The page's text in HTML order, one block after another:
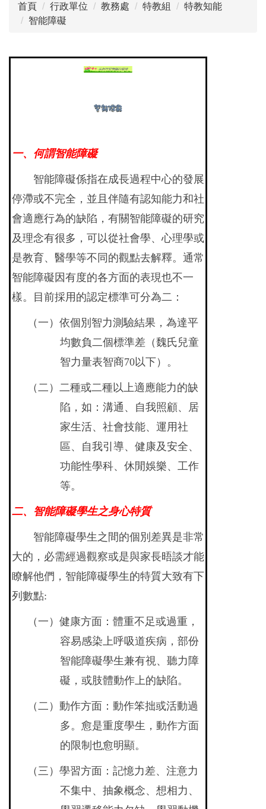
首頁 行政單位 教務處 特教組
特教知能
智能障礙
一、何謂智能障礙
智能障礙係指在成長過程中心的發展
停滯或不完全，並且伴隨有認知能力和社
會適應行為的缺陷，有關智能障礙的研究
及理念有很多，可以從社會學、心理學或
是教育、醫學等不同的觀點去解釋。通常
智能障礙因有度的各方面的表現也不一
樣。目前採用的認定標準可分為二：
（一）依個別智力測驗結果，為達平
均數負二個標準差（魏氏兒童
智力量表智商70以下）。
（二）二種或二種以上適應能力的缺
陷，如：溝通、自我照顧、居
家生活、社會技能、運用社
區、自我引導、健康及安全、
功能性學科、休閒娛樂、工作
等。
二、智能障礙學生之身心特質
智能障礙學生之間的個別差異是非常
大的，必需經過觀察或是與家長晤談才能
瞭解他們，智能障礙學生的特質大致有下
列數點:
（一）健康方面：體重不足或過重，
容易感染上呼吸道疾病，部份
智能障礙學生兼有視、聽力障
礙，或肢體動作上的缺陷。
（二）動作方面：動作笨拙或活動過
多。愈是重度學生，動作方面
的限制也愈明顯。
（三）學習方面：記憶力差、注意力
不集中、抽象概念、想相力、